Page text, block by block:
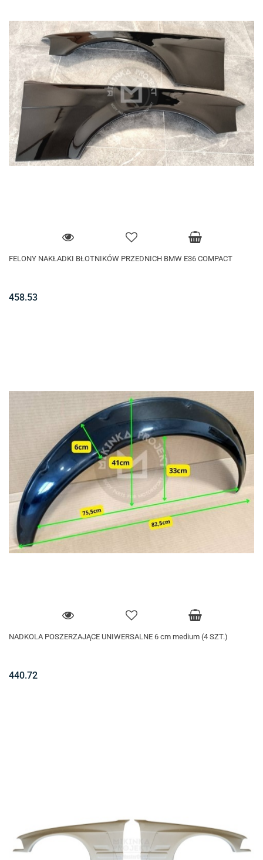
FELONY NAKŁADKI BŁOTNIKÓW PRZEDNICH BMW E36 COMPACT
458.53
NADKOLA POSZERZAJĄCE UNIWERSALNE 6 cm medium (4 SZT.)
440.72